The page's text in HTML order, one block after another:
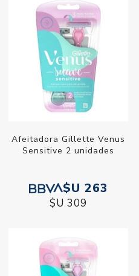
Afeitadora Gillette Venus
Sensitive 2 unidades
$U 263
$U 309